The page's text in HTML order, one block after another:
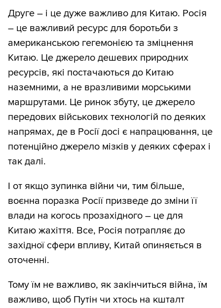
Друге – і це дуже важливо для Китаю. Росія
– це важливий ресурс для боротьби з
американською гегемонією та зміцнення
Китаю. Це джерело дешевих природних
ресурсів, які постачаються до Китаю
наземними, а не вразливими морськими
маршрутами. Це ринок збуту, це джерело
передових військових технологій по деяких
напрямах, де в Росії досі є напрацювання, це
потенційно джерело мізків у деяких сферах і
так далі.
І от якщо зупинка війни чи, тим більше,
воєнна поразка Росії призведе до зміни її
влади на когось прозахідного – це для
Китаю жахіття. Все, Росія потрапляє до
західної сфери впливу, Китай опиняється в
оточенні.
Тому їм не важливо, як закінчиться війна, їм
важливо, щоб Путін чи хтось на кшталт